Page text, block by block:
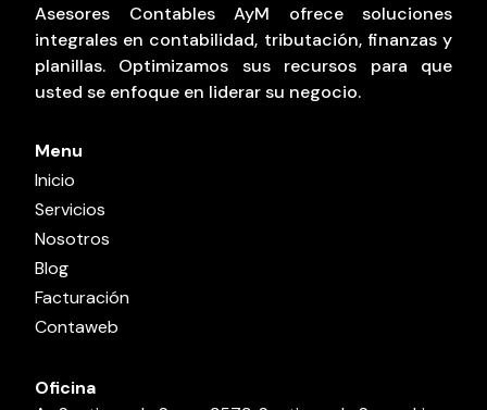
Asesores Contables AyM ofrece soluciones
integrales en contabilidad, tributación, finanzas y
planillas. Optimizamos sus recursos para que
usted se enfoque en liderar su negocio.
Menu
Inicio
Servicios
Nosotros
Blog
Facturación
Contaweb
Oficina